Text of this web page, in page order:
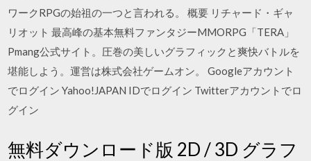
ワークRPGの始祖の一つと言われる。 概要 リチャード・ギャ
リオット 最高峰の基本無料ファンタジーMMORPG「TERA」
Pmang公式サイト。圧巻の美しいグラフィックと爽快バトルを
堪能しよう。運営は株式会社ゲームオン。 Googleアカウント
でログイン Yahoo!JAPAN IDでログイン Twitterアカウントでロ
グイン
無料ダウンロード版 2D / 3D グラフ